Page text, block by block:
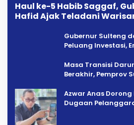
Haul ke-5 Habib Saggaf,
Hafid Ajak Teladani
Gubernur Sulteng
Peluang Investasi,
Masa Transisi
Berakhir, Pemprov
Azwar Anas Dorong
Dugaan